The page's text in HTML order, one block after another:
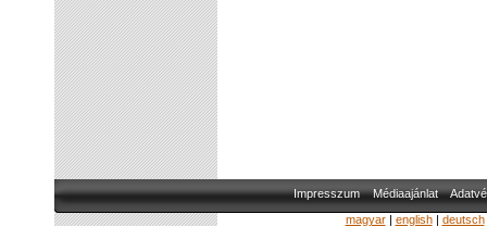
Impresszum Médiaajánlat
magyar| english| deutsch